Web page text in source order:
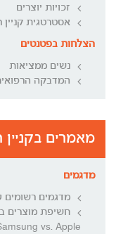
זכויות יוצרים
אסטרטגית קניין
הצלחות בפטנטים
נשים ממציאות
המדבקה
מאמרים בקניין
מדגמים
מדגמים רשומים
חשיפת מוצרים
vs. Apple